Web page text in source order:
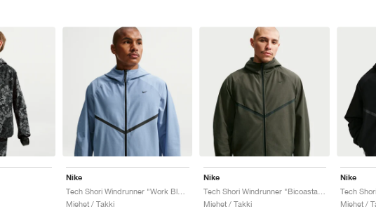
Nike
Tech Shori Windrunner "Work Blue & Black"
Miehet / Takki
Nike
Miehet / Takki
Nike
Tech
Miehet /